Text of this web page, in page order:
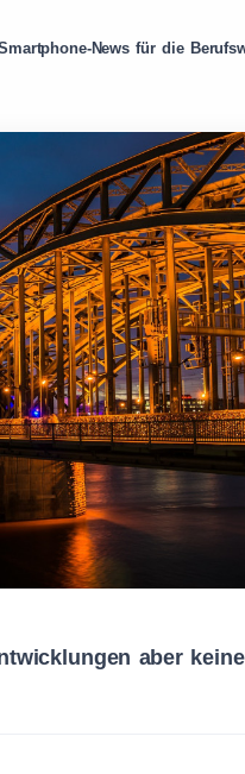
News für die
aber keine